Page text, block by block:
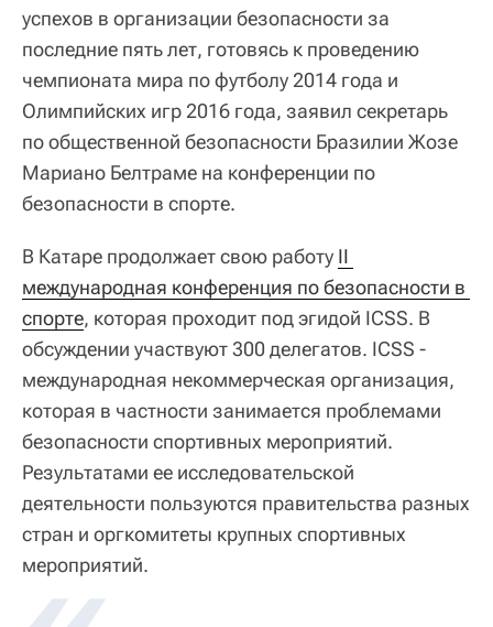
успехов в организации безопасности за
последние пять лет, готовясь к проведению
чемпионата мира по футболу 2014 года и
Олимпийских игр 2016 года, заявил секретарь
по общественной безопасности Бразилии Жозе
Мариано Белтраме на конференции по
безопасности в спорте.
В Катаре продолжает свою работу II
международная конференция по безопасности в
спорте, которая проходит под эгидой ICSS. В
обсуждении участвуют 300 делегатов. ICSS -
международная некоммерческая организация,
которая в частности занимается проблемами
безопасности спортивных мероприятий.
Результатами ее исследовательской
деятельности пользуются правительства разных
стран и оргкомитеты крупных спортивных
мероприятий.